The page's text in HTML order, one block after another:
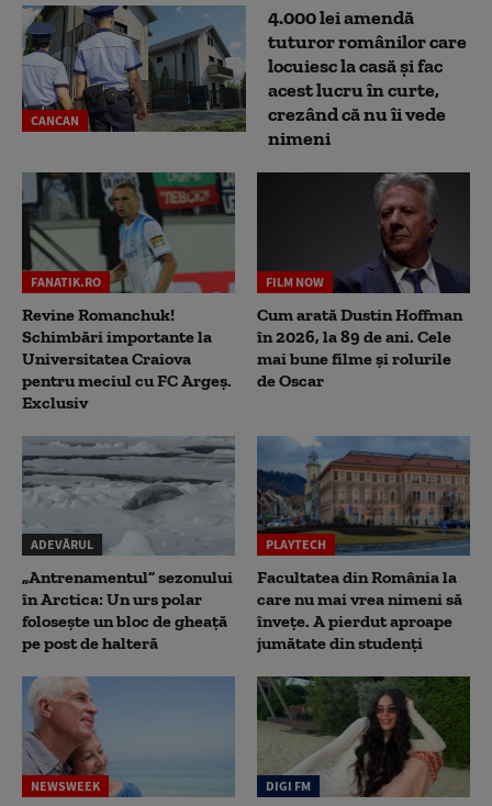
CANCAN
4.000 lei amendă
tuturor românilor care
locuiesc la casă și fac
acest lucru în curte,
crezând că nu îi vede
nimeni
FANATIK.RO
Revine Romanchuk!
Schimbări importante la
Universitatea Craiova
pentru meciul cu FC Argeş.
Exclusiv
FILM NOW
Cum arată Dustin Hoffman
în 2026, la 89 de ani. Cele
mai bune filme și rolurile
de Oscar
ADEVĂRUL
„Antrenamentul” sezonului
în Arctica: Un urs polar
folosește un bloc de gheață
pe post de halteră
PLAYTECH
Facultatea din România la
care nu mai vrea nimeni să
înveţe. A pierdut aproape
jumătate din studenţi
NEWSWEEK DIGI FM